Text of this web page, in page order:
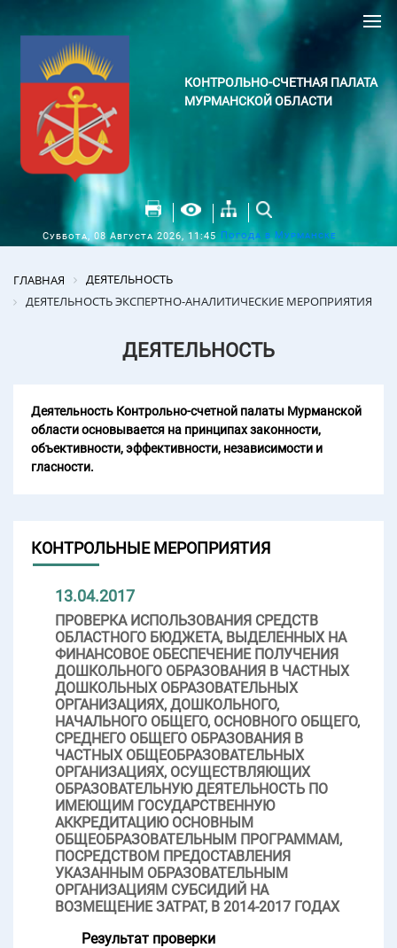
КОНТРОЛЬНО-СЧЕТНАЯ ПАЛАТА
МУРМАНСКОЙ ОБЛАСТИ
Суббота, 08 Августа 2026, 11:45 Погода в Мурманске
ГЛАВНАЯ
ДЕЯТЕЛЬНОСТЬ
ДЕЯТЕЛЬНОСТЬ ЭКСПЕРТНО-АНАЛИТИЧЕСКИЕ МЕРОПРИЯТИЯ
ДЕЯТЕЛЬНОСТЬ
Деятельность Контрольно-счетной палаты Мурманской
области основывается на принципах законности,
объективности, эффективности, независимости и
гласности.
КОНТРОЛЬНЫЕ МЕРОПРИЯТИЯ
13.04.2017
ПРОВЕРКА ИСПОЛЬЗОВАНИЯ СРЕДСТВ
ОБЛАСТНОГО БЮДЖЕТА, ВЫДЕЛЕННЫХ НА
ФИНАНСОВОЕ ОБЕСПЕЧЕНИЕ ПОЛУЧЕНИЯ
ДОШКОЛЬНОГО ОБРАЗОВАНИЯ В ЧАСТНЫХ
ДОШКОЛЬНЫХ ОБРАЗОВАТЕЛЬНЫХ
ОРГАНИЗАЦИЯХ, ДОШКОЛЬНОГО,
НАЧАЛЬНОГО ОБЩЕГО, ОСНОВНОГО ОБЩЕГО,
СРЕДНЕГО ОБЩЕГО ОБРАЗОВАНИЯ В
ЧАСТНЫХ ОБЩЕОБРАЗОВАТЕЛЬНЫХ
ОРГАНИЗАЦИЯХ, ОСУЩЕСТВЛЯЮЩИХ
ОБРАЗОВАТЕЛЬНУЮ ДЕЯТЕЛЬНОСТЬ ПО
ИМЕЮЩИМ ГОСУДАРСТВЕННУЮ
АККРЕДИТАЦИЮ ОСНОВНЫМ
ОБЩЕОБРАЗОВАТЕЛЬНЫМ ПРОГРАММАМ,
ПОСРЕДСТВОМ ПРЕДОСТАВЛЕНИЯ
УКАЗАННЫМ ОБРАЗОВАТЕЛЬНЫМ
ОРГАНИЗАЦИЯМ СУБСИДИЙ НА
ВОЗМЕЩЕНИЕ ЗАТРАТ, В 2014-2017 ГОДАХ
Результат проверки